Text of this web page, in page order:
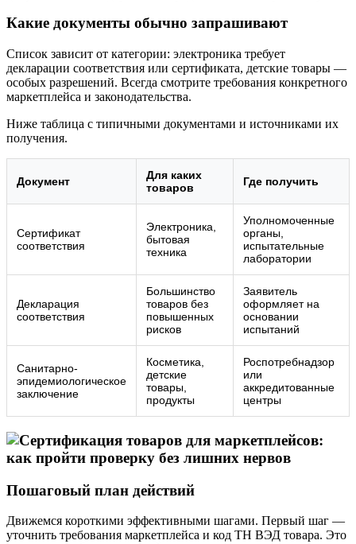
Какие документы обычно запрашивают
Список зависит от категории: электроника требует
декларации соответствия или сертификата, детские товары —
особых разрешений. Всегда смотрите требования конкретного
маркетплейса и законодательства.
Ниже таблица с типичными документами и источниками их
получения.
Документ
Для каких
товаров
Где получить
Сертификат
соответствия
Электроника,
бытовая
техника
Уполномоченные
органы,
испытательные
лаборатории
Декларация
соответствия
Большинство
товаров без
повышенных
рисков
Заявитель
оформляет на
основании
испытаний
Санитарно-
эпидемиологическое
заключение
Косметика,
детские
товары,
продукты
Роспотребнадзор
или
аккредитованные
центры
Пошаговый план действий
Движемся короткими эффективными шагами. Первый шаг —
уточнить требования маркетплейса и код ТН ВЭД товара. Это